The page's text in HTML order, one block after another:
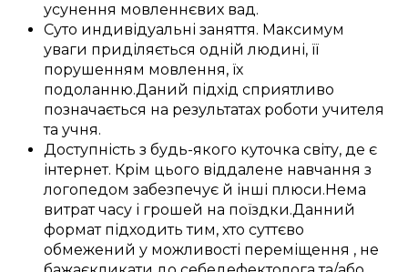
усунення мовленнєвих вад.
Суто индивідуальні заняття. Максимум
уваги приділяється одній людині, її
порушенням мовлення, їх
подоланню.Даний підхід сприятливо
позначається на результатах роботи учителя
та учня.
Доступність з будь-якого куточка світу, де є
інтернет. Крім цього віддалене навчання з
логопедом забезпечує й інші плюси. Нема
витратчасу і грошей на поїздки.Данний
формат підходить тим, хто суттєво
обмежений у можливості переміщення , не